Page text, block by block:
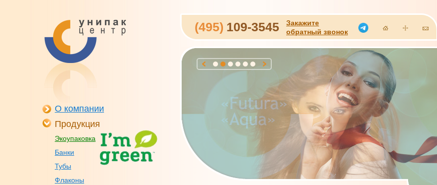
О компании
Продукция
Экоупаковка
Банки
Тубы
Флаконы
(495) 109-3545
Закажите
обратный звонок